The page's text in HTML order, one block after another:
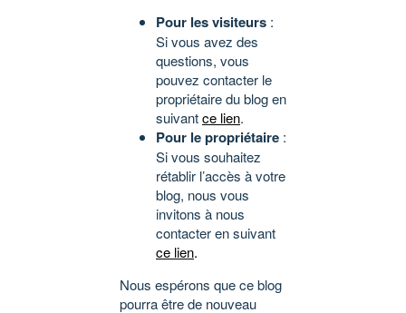
Pour les visiteurs :
Si vous avez des
questions, vous
pouvez contacter le
propriétaire du blog en
suivantce lien.
Pour le propriétaire :
Si vous souhaitez
rétablir l’accès à votre
blog, nous vous
invitons à nous
contacter en suivant
ce lien.
Nous espérons que ce blog
pourra être de nouveau